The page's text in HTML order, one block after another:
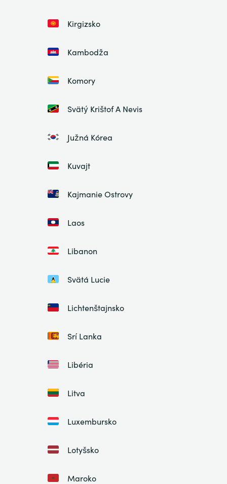
Kirgizsko
Kambodža
Komory
Svätý Krištof A Nevis
Južná Kórea
Kuvajt
Kajmanie Ostrovy
Laos
Libanon
Svätá Lucie
Lichtenštajnsko
Srí Lanka
Libéria
Litva
Luxembursko
Lotyšsko
Maroko